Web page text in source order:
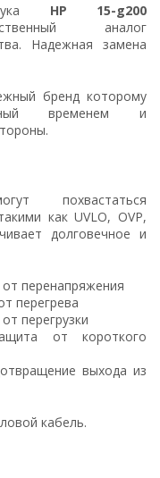
HP 15-g200
аналог
Надежная замена
бренд которому
временем и
похвастаться
как UVLO, OVP,
долговечное и
перенапряжения
перегрева
перегрузки
от короткого
выхода из
кабель.